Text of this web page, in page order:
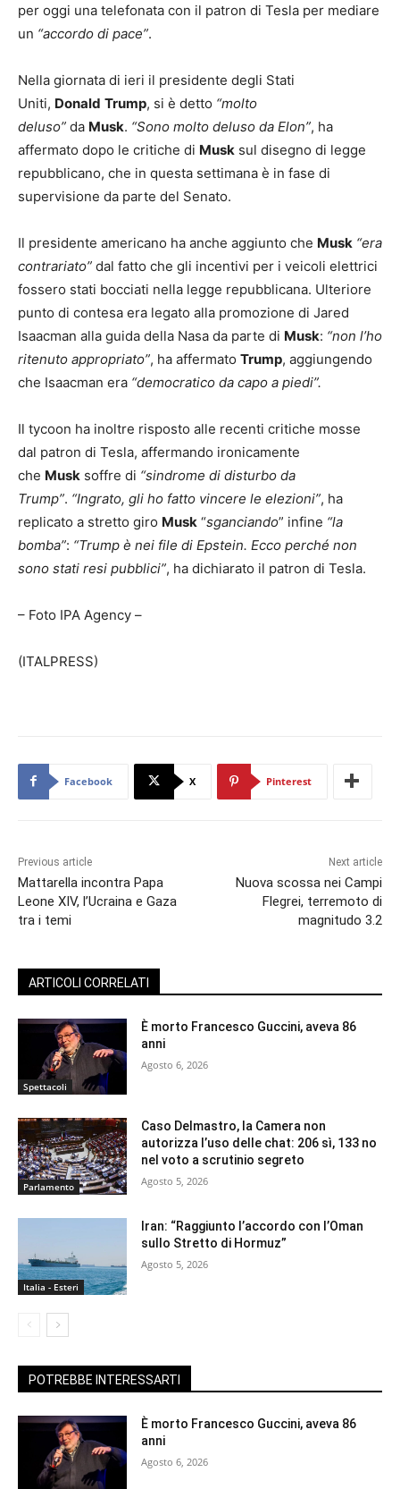
per oggi una telefonata con il patron di Tesla per mediare
un “accordo di pace”.
Nella giornata di ieri il presidente degli Stati
Uniti, Donald Trump, si è detto “molto
deluso” da Musk. “Sono molto deluso da Elon”, ha
affermato dopo le critiche di Musk sul disegno di legge
repubblicano, che in questa settimana è in fase di
supervisione da parte del Senato.
Il presidente americano ha anche aggiunto che Musk “era
contrariato” dal fatto che gli incentivi per i veicoli elettrici
fossero stati bocciati nella legge repubblicana. Ulteriore
punto di contesa era legato alla promozione di Jared
Isaacman alla guida della Nasa da parte di Musk: “non l’ho
ritenuto appropriato”, ha affermato Trump, aggiungendo
che Isaacman era “democratico da capo a piedi”.
Il tycoon ha inoltre risposto alle recenti critiche mosse
dal patron di Tesla, affermando ironicamente
che Musk soffre di “sindrome di disturbo da
Trump”. “Ingrato, gli ho fatto vincere le elezioni”, ha
replicato a stretto giro Musk “sganciando” infine “la
bomba”: “Trump è nei file di Epstein. Ecco perché non
sono stati resi pubblici”, ha dichiarato il patron di Tesla.
– Foto IPA Agency –
(ITALPRESS)
Facebook X Pinterest
Previous article
Mattarella incontra Papa
Leone XIV, l’Ucraina e Gaza
tra i temi
Next article
Nuova scossa nei Campi
Flegrei, terremoto di
magnitudo 3.2
ARTICOLI CORRELATI
Spettacoli
È morto Francesco Guccini, aveva 86
anni
Agosto 6, 2026
Parlamento
Caso Delmastro, la Camera non
autorizza l’uso delle chat: 206 sì, 133 no
nel voto a scrutinio segreto
Agosto 5, 2026
Italia - Esteri
Iran: “Raggiunto l’accordo con l’Oman
sullo Stretto di Hormuz”
Agosto 5, 2026
POTREBBE INTERESSARTI
È morto Francesco Guccini, aveva 86
anni
Agosto 6, 2026